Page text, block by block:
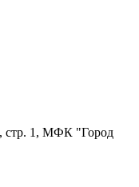
стр. 1, МФК "Город